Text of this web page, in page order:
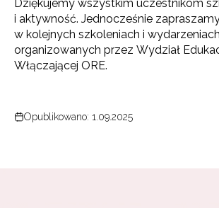
Dziękujemy wszystkim uczestnikom
i aktywność. Jednocześnie
w kolejnych szkoleniach i wydarzeniach
organizowanych przez Wydział
Włączającej ORE.
Opublikowano: 1.09.2025
Newsletter ORE
Zapisz się i bądź na bieżąco z